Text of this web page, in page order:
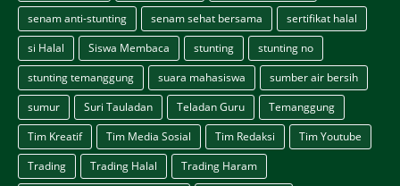
senam anti-stunting
senam sehat bersama
sertifikat halal
si Halal
Siswa Membaca stunting
stunting no
stunting temanggung
suara mahasiswa
sumber air bersih
sumur
Suri Tauladan Teladan Guru
Temanggung
Tim Kreatif
Tim Media Sosial Tim Redaksi
Tim Youtube
Trading
Trading Halal
Trading Haram